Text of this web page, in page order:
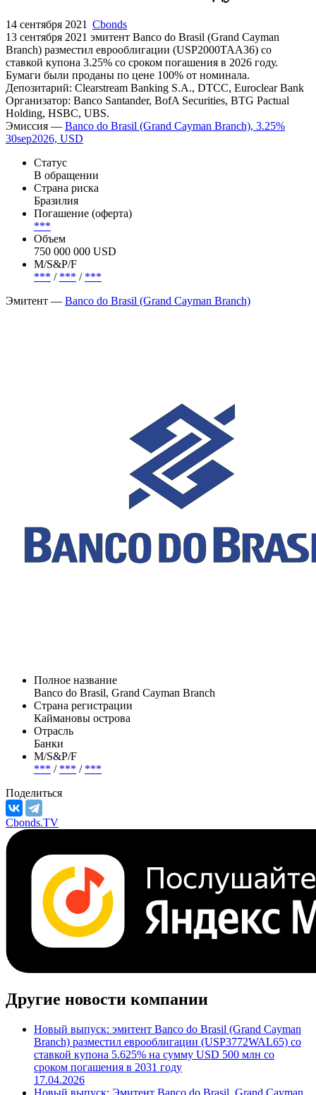
погашения в 2026 году
14 сентября 2021 Cbonds
13 сентября 2021 эмитент Banco do Brasil (Grand Cayman
Branch) разместил еврооблигации (USP2000TAA36) cо
ставкой купона 3.25% со сроком погашения в 2026 году.
Бумаги были проданы по цене 100% от номинала.
Депозитарий: Clearstream Banking S.A., DTCC, Euroclear Bank
Holding, HSBC, UBS.
Эмиссия —Banco do Brasil (Grand Cayman Branch), 3.25%
30sep2026, USD
Статус
В обращении
Страна риска
Бразилия
Погашение (оферта)
***
750 000 000 USD
Полное название
Banco do Brasil, Grand Cayman Branch
Страна регистрации
Каймановы острова
Банки
М/S&P/F
***/
Поделиться
Cbonds.TV
Другие новости компании
Новый выпуск: эмитент Banco do Brasil (Grand Cayman
Branch) разместил еврооблигации (USP3772WAL65) со